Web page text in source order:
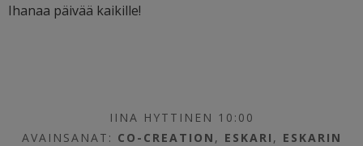
Ihanaa päivää kaikille!
IINA HYTTINEN 10:00
AVAINSANAT: CO-CREATION , ESKARI , ESKARIN